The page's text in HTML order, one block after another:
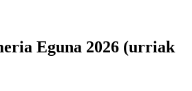
Eguna 2026 (urriak